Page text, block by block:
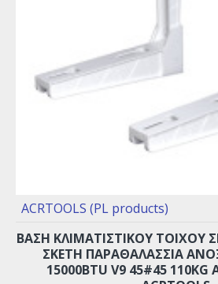
ACRTOOLS (PL products)
ΒΑΣΗ ΚΛΙΜΑΤΙΣΤΙΚΟΥ ΤΟΙΧΟΥ
ΣΚΕΤΗ ΠΑΡΑΘΑΛΑΣΣΙΑ
15000BTU V9 45#45 110KG